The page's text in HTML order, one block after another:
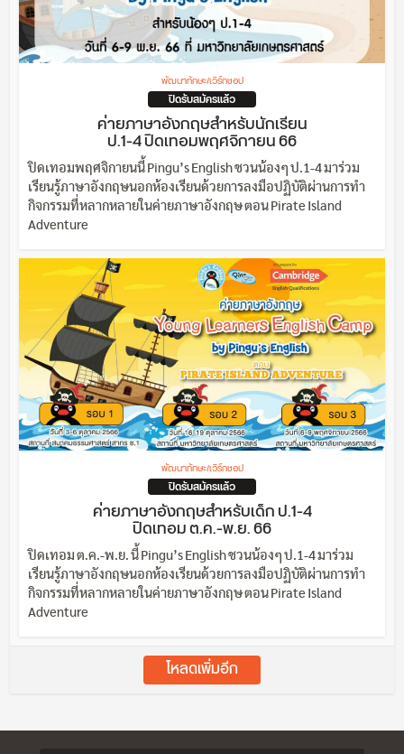
พัฒนาทักษะ/เวิร์กชอป
ปิดรับสมัครแล้ว
ค่ายภาษาอังกฤษสำหรับนักเรียน
ป.1-4 ปิดเทอมพฤศจิกายน 66
ปิดเทอมพฤศจิกายนนี้ Pingu’s English ชวนน้องๆ ป.1-4 มาร่วม
เรียนรู้ภาษาอังกฤษนอกห้องเรียนด้วยการลงมือปฏิบัติผ่านการทำ
กิจกรรมที่หลากหลายในค่ายภาษาอังกฤษ ตอน Pirate Island
Adventure
พัฒนาทักษะ/เวิร์กชอป
ปิดรับสมัครแล้ว
ค่ายภาษาอังกฤษสำหรับเด็ก ป.1-4
ปิดเทอม ต.ค.-พ.ย. 66
ปิดเทอม ต.ค.-พ.ย. นี้ Pingu’s English ชวนน้องๆ ป.1-4 มาร่วม
เรียนรู้ภาษาอังกฤษนอกห้องเรียนด้วยการลงมือปฏิบัติผ่านการทำ
กิจกรรมที่หลากหลายในค่ายภาษาอังกฤษ ตอน Pirate Island
Adventure
โหลดเพิ่มอีก